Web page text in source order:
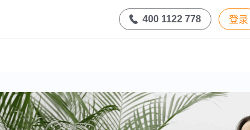
400 1122 778 登录